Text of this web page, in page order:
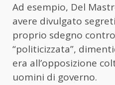
Ad esempio, Del
avere divulgato
proprio sdegno
“politicizzata”,
era all’opposizione
uomini di governo.